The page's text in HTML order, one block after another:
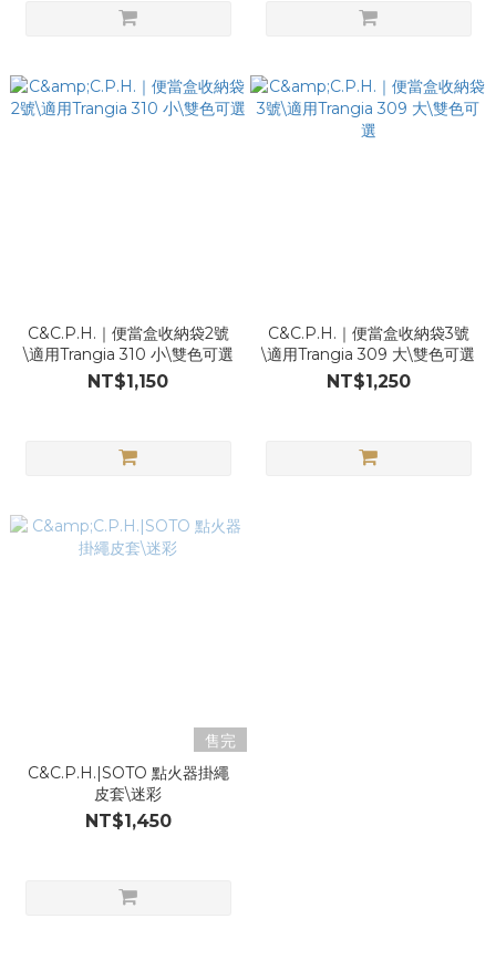
C&C.P.H.｜便當盒收納袋2號
\適用Trangia 310 小\雙色可選
NT$1,150
C&C.P.H.｜便當盒收納袋3號
\適用Trangia 309 大\雙色可選
NT$1,250
售完
C&C.P.H.|SOTO 點火器掛繩
皮套\迷彩
NT$1,450